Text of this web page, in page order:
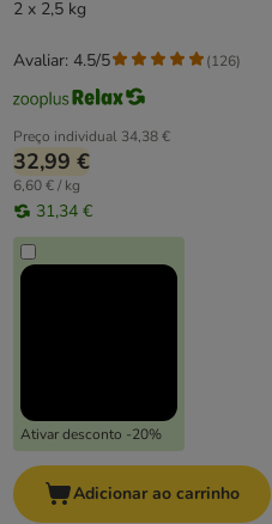
2 x 2,5 kg
Preço individual 34,38 €
32,99 €
6,60 € / kg
31,34 €
Ativar desconto -20%
Avaliar: 4.5/5 (126)
Adicionar ao carrinho